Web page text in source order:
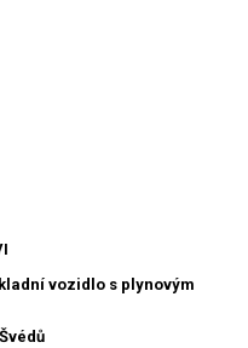
vozidlo s plynovým